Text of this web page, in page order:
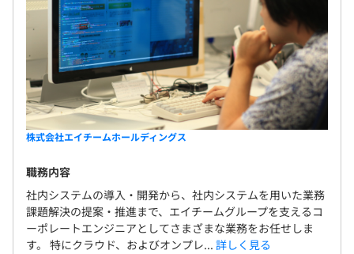
株式会社エイチームホールディングス
職務内容
社内システムの導入・開発から、社内システムを用いた業務
課題解決の提案・推進まで、エイチームグループを支えるコ
ーポレートエンジニアとしてさまざまな業務をお任せしま
す。 特にクラウド、およびオンプレ... 詳しく見る